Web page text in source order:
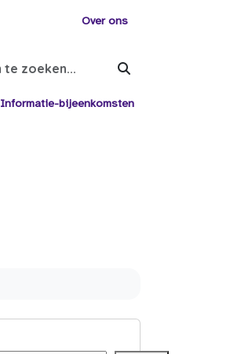
Over ons
Search
Informatie-bijeenkomsten